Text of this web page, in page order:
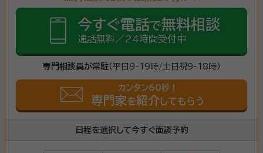
今すぐ電話で無料相談
通話無料／24時間受付中
専門相談員が常駐（平日9-19時/土日祝9-18時）
カンタン60秒！
専門家を紹介 してもらう
日程を選択して今すぐ面談予約